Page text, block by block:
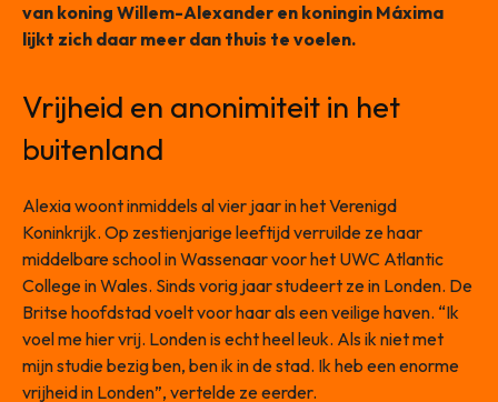
van koning Willem-Alexander en koningin Máxima
lijkt zich daar meer dan thuis te voelen.
Vrijheid en anonimiteit in het
buitenland
Alexia woont inmiddels al vier jaar in het Verenigd
Koninkrijk. Op zestienjarige leeftijd verruilde ze haar
middelbare school in Wassenaar voor het UWC Atlantic
College in Wales. Sinds vorig jaar studeert ze in Londen. De
Britse hoofdstad voelt voor haar als een veilige haven. “Ik
voel me hier vrij. Londen is echt heel leuk. Als ik niet met
mijn studie bezig ben, ben ik in de stad. Ik heb een enorme
vrijheid in Londen”, vertelde ze eerder.